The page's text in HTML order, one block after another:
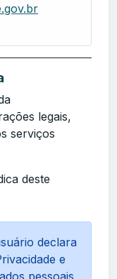
legais,
serviços
deste
declara
e
pessoais